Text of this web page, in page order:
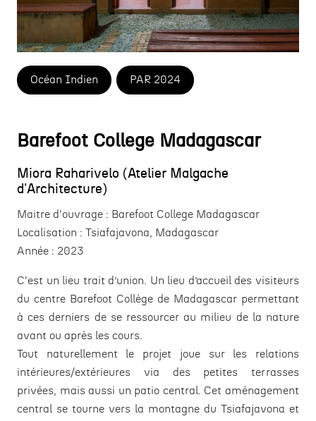
Océan Indien PAR 2024
Barefoot College Madagascar
Miora Raharivelo (Atelier Malgache
d'Architecture)
Maitre d'ouvrage : Barefoot College Madagascar
Localisation : Tsiafajavona, Madagascar
Année : 2023
C'est un lieu trait d’union. Un lieu d’accueil des visiteurs
du centre Barefoot Collège de Madagascar permettant
à ces derniers de se ressourcer au milieu de la nature
avant ou après les cours.
Tout naturellement le projet joue sur les relations
intérieures/extérieures via des petites terrasses
privées, mais aussi un patio central. Cet aménagement
central se tourne vers la montagne du Tsiafajavona et